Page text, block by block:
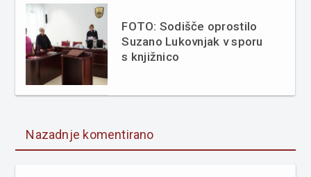
FOTO: Sodišče oprostilo
Suzano Lukovnjak v sporu
s knjižnico
Nazadnje komentirano